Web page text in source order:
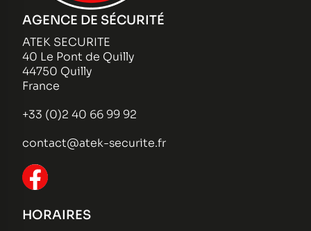
AGENCE DE SÉCURITÉ
ATEK SECURITE
40 Le Pont de Quilly
44750 Quilly
France
+33 (0)2 40 66 99 92
contact@atek-securite.fr
HORAIRES